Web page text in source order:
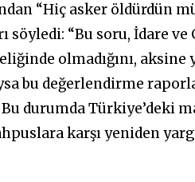
“Hiç asker öldürdün
söyledi: “Bu soru, İdare
olmadığını, aksine
bu değerlendirme
durumda Türkiye’deki
karşı yeniden